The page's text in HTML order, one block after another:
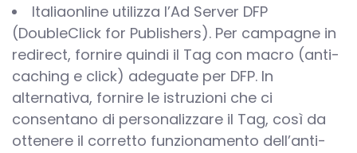
Italiaonline utilizza l’Ad Server DFP
(DoubleClick for Publishers). Per campagne in
redirect, fornire quindi il Tag con macro (anti-
caching e click) adeguate per DFP. In
alternativa, fornire le istruzioni che ci
consentano di personalizzare il Tag, così da
ottenere il corretto funzionamento dell’anti-